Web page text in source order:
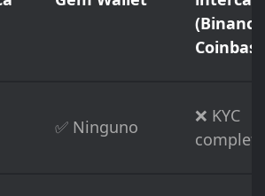
✅ Ninguno
❌ KYC